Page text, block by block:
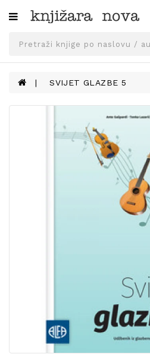
Kategorije
SVEUČILIŠNA
UDŽBENICI
KNJIGE
PRIBOR
SVIJET GLAZBE 5